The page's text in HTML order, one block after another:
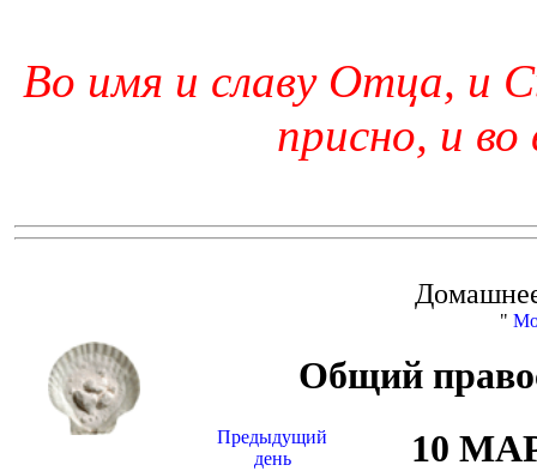
Во имя и славу Отца, и
присно, и во
"
Общий
Предыдущий
день
10